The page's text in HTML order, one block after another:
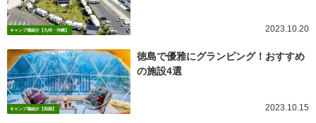
キャンプ場紹介【九州・沖縄】 2023.10.20
キャンプ場紹介【四国】
徳島で優雅にグランピング！おすすめ
の施設4選
2023.10.15